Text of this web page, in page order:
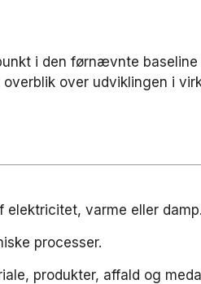
i den førnævnte
over udviklingen i
elektricitet, varme eller damp.
processer.
produkter, affald og